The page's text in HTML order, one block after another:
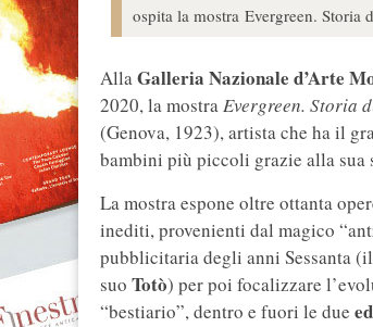
ospita la mostra Evergreen. Storia
AllaGalleria Nazionale d’Arte
2020, la mostraEvergreen. Storia
(Genova, 1923), artista che ha il
bambini più piccoli grazie alla sua
La mostra espone oltre ottanta
inediti, provenienti dal magico
pubblicitaria degli anni Sessanta
suo Totò) per poi focalizzare
“bestiario”, dentro e fuori le due